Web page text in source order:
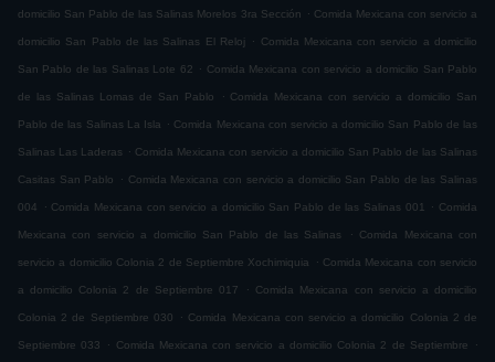
domicilio San Pablo de las Salinas Morelos 3ra Sección . Comida Mexicana con servicio a
domicilio San Pablo de las Salinas El Reloj . Comida Mexicana con servicio a domicilio
San Pablo de las Salinas Lote 62 . Comida Mexicana con servicio a domicilio San Pablo
de las Salinas Lomas de San Pablo . Comida Mexicana con servicio a domicilio San
Pablo de las Salinas La Isla . Comida Mexicana con servicio a domicilio San Pablo de las
Salinas Las Laderas . Comida Mexicana con servicio a domicilio San Pablo de las Salinas
Casitas San Pablo . Comida Mexicana con servicio a domicilio San Pablo de las Salinas
004 . Comida Mexicana con servicio a domicilio San Pablo de las Salinas 001 . Comida
Mexicana con servicio a domicilio San Pablo de las Salinas . Comida Mexicana con
servicio a domicilio Colonia 2 de Septiembre Xochimiquia . Comida Mexicana con servicio
a domicilio Colonia 2 de Septiembre 017 . Comida Mexicana con servicio a domicilio
Colonia 2 de Septiembre 030 . Comida Mexicana con servicio a domicilio Colonia 2 de
Septiembre 033 . Comida Mexicana con servicio a domicilio Colonia 2 de Septiembre .